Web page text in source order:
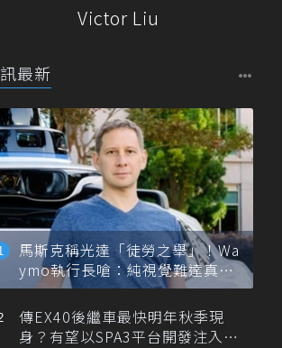
Victor Liu
最新
馬斯克稱光達「徒勞之舉」！Wa
ymo執行長嗆：純視覺難達真正
自動駕駛
傳EX40後繼車最快明年秋季現
身？有望以SPA3平台開發注入80